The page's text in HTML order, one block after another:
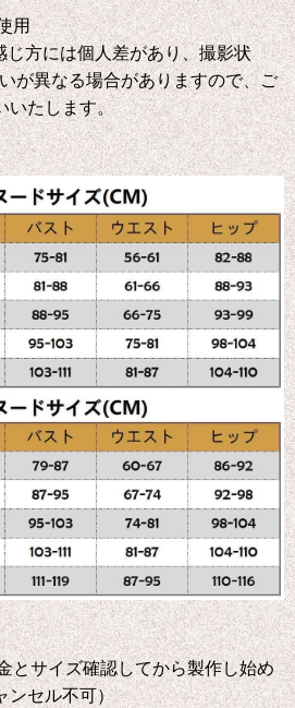
用
方には個人差があり、撮影状
が異なる場合がありますので、ご
いたします。
とサイズ確認してから製作し始め
ンセル不可）